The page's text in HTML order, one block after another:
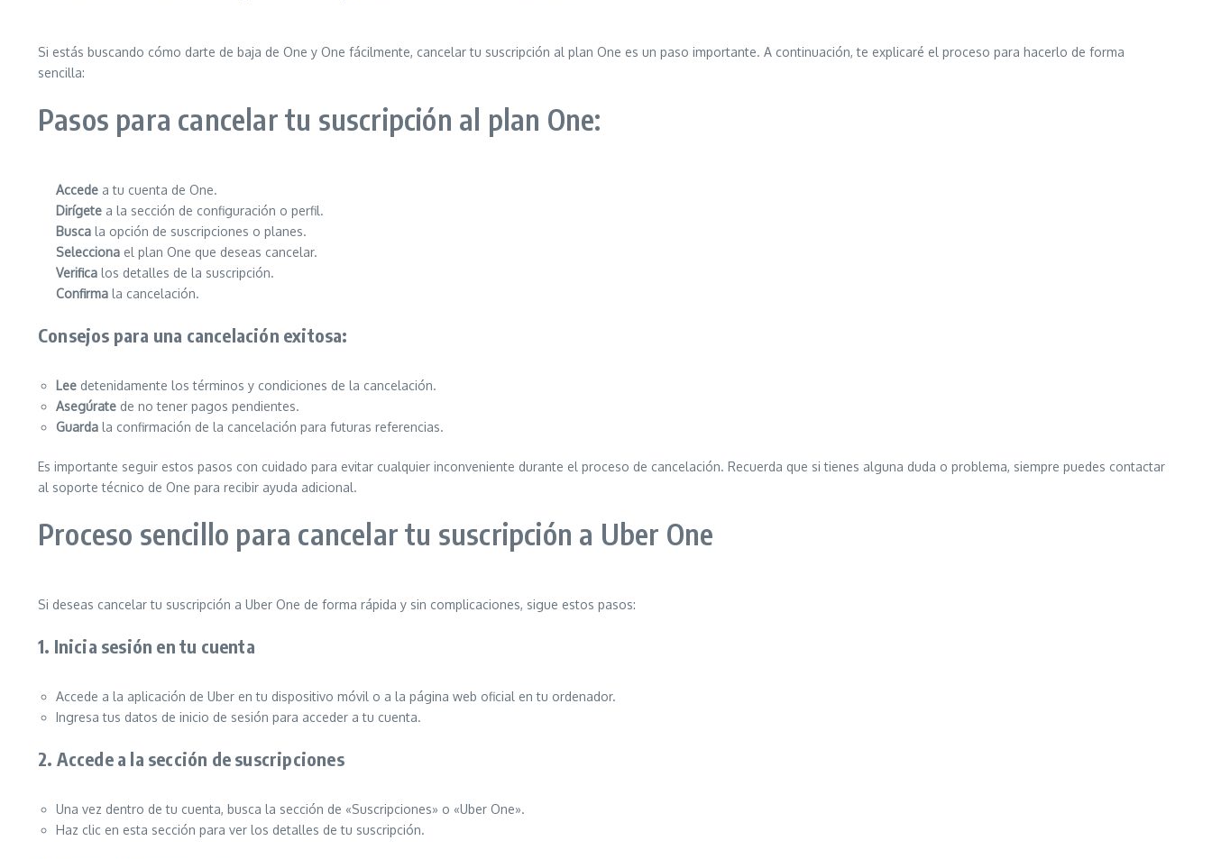
Si estás buscando cómo darte de baja de One y One fácilmente, cancelar tu suscripción al plan One es un paso importante. A continuación, te explicaré el proceso para hacerlo de forma
sencilla:
Pasos para cancelar tu suscripción al plan One:
Accede a tu cuenta de One.
Dirígete a la sección de configuración o perfil.
Busca la opción de suscripciones o planes.
Selecciona el plan One que deseas cancelar.
Verifica los detalles de la suscripción.
Confirma la cancelación.
Consejos para una cancelación exitosa:
Lee detenidamente los términos y condiciones de la cancelación.
Asegúrate de no tener pagos pendientes.
Guarda la confirmación de la cancelación para futuras referencias.
Es importante seguir estos pasos con cuidado para evitar cualquier inconveniente durante el proceso de cancelación. Recuerda que si tienes alguna duda o problema, siempre puedes contactar
al soporte técnico de One para recibir ayuda adicional.
Proceso sencillo para cancelar tu suscripción a Uber One
Si deseas cancelar tu suscripción a Uber One de forma rápida y sin complicaciones, sigue estos pasos:
1. Inicia sesión en tu cuenta
Accede a la aplicación de Uber en tu dispositivo móvil o a la página web oficial en tu ordenador.
Ingresa tus datos de inicio de sesión para acceder a tu cuenta.
2. Accede a la sección de suscripciones
Una vez dentro de tu cuenta, busca la sección de «Suscripciones» o «Uber One».
Haz clic en esta sección para ver los detalles de tu suscripción.